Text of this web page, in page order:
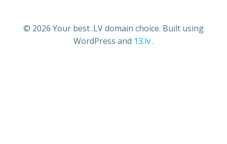
© 2026 Your best .LV domain choice. Built using
WordPress and 13.lv.